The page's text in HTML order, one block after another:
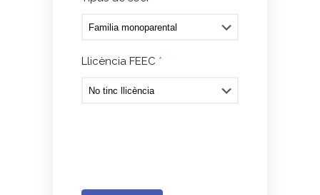
Llicència FEEC *